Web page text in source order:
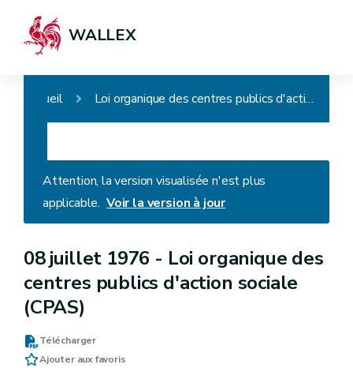
WALLEX
Accueil Loi organique des centres publics d'action sociale (CPAS)
Attention, la version visualisée n'est plus
applicable. Voir la version à jour
08 juillet 1976 - Loi organique des
centres publics d'action sociale
(CPAS)
Télécharger
Ajouter aux favoris